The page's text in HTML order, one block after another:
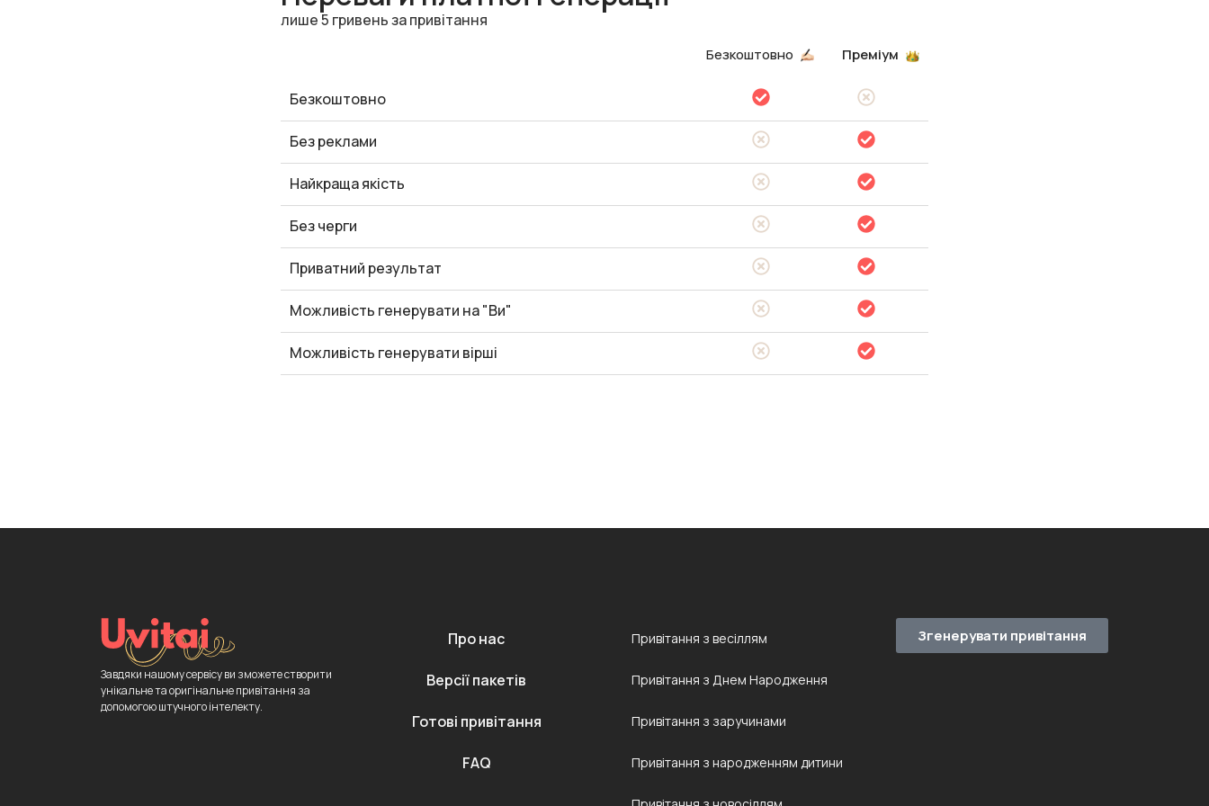
лише 5 гривень за привітання
Безкоштовно Преміум
Безкоштовно
Без реклами
Найкраща якість
Без черги
Приватний результат
Можливість генерувати на "Ви"
Можливість генерувати вірші
Завдяки нашому сервісу ви зможете створити
унікальне та оригінальне привітання за
допомогою штучного інтелекту.
Про нас
Версії пакетів
Готові привітання
FAQ
Привітання з весіллям
Привітання з Днем Народження
Привітання з заручинами
Привітання з народженням дитини
Згенерувати привітання